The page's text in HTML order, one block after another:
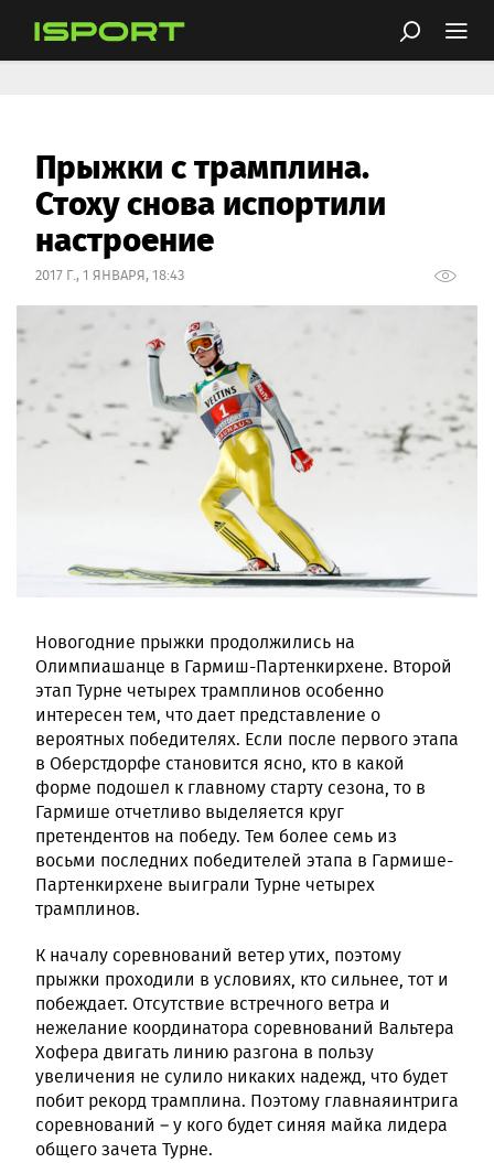
Прыжки с трамплина.
Стоху снова испортили
настроение
2017 Г., 1 ЯНВАРЯ, 18:43
Новогодние прыжки продолжились на
Олимпиашанце в Гармиш-Партенкирхене. Второй
этап Турне четырех трамплинов особенно
интересен тем, что дает представление о
вероятных победителях. Если после первого этапа
в Оберстдорфе становится ясно, кто в какой
форме подошел к главному старту сезона, то в
Гармише отчетливо выделяется круг
претендентов на победу. Тем более семь из
восьми последних победителей этапа в Гармише-
Партенкирхене выиграли Турне четырех
трамплинов.
К началу соревнований ветер утих, поэтому
прыжки проходили в условиях, кто сильнее, тот и
побеждает. Отсутствие встречного ветра и
нежелание координатора соревнований Вальтера
Хофера двигать линию разгона в пользу
увеличения не сулило никаких надежд, что будет
побит рекорд трамплина. Поэтому главнаяинтрига
соревнований – у кого будет синяя майка лидера
общего зачета Турне.